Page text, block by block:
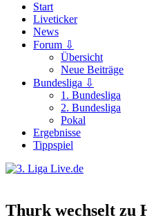
Start
Liveticker
News
Forum ⇩
Übersicht
Neue Beiträge
Bundesliga ⇩
1. Bundesliga
2. Bundesliga
Pokal
Ergebnisse
Tippspiel
Thurk wechselt zu